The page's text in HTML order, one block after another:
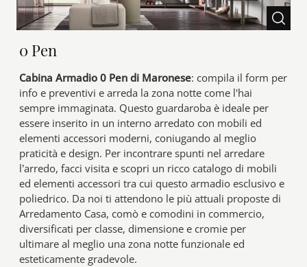
0 Pen
Cabina Armadio 0 Pen di Maronese: compila il form per
info e preventivi e arreda la zona notte come l'hai
sempre immaginata. Questo guardaroba è ideale per
essere inserito in un interno arredato con mobili ed
elementi accessori moderni, coniugando al meglio
praticità e design. Per incontrare spunti nel arredare
l’arredo, facci visita e scopri un ricco catalogo di mobili
ed elementi accessori tra cui questo armadio esclusivo e
poliedrico. Da noi ti attendono le più attuali proposte di
Arredamento Casa, comò e comodini in commercio,
diversificati per classe, dimensione e cromie per
ultimare al meglio una zona notte funzionale ed
esteticamente gradevole.